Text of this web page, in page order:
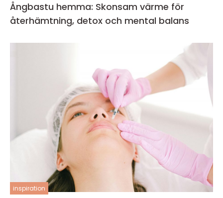
Ångbastu hemma: Skonsam värme för
återhämtning, detox och mental balans
inspiration